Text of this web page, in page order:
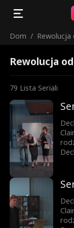
Dom / Rewolucja
Rewolucja
79 Lista Seriali